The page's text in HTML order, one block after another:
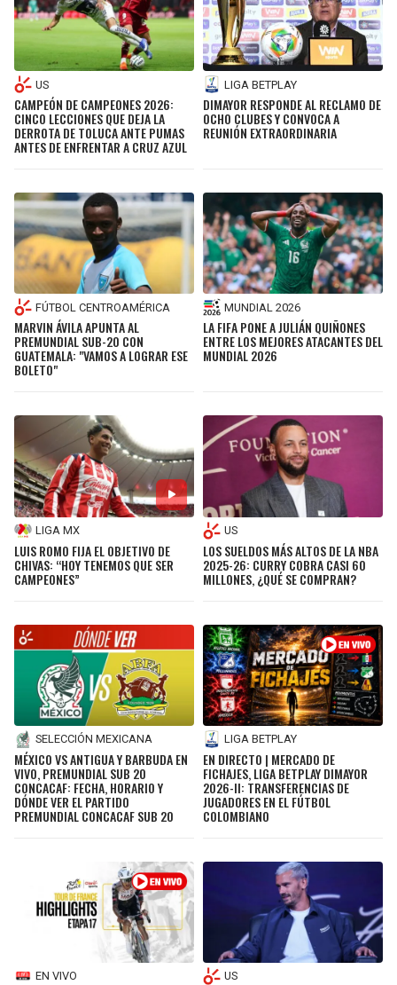
US
CAMPEÓN DE CAMPEONES 2026:
CINCO LECCIONES QUE DEJA LA
DERROTA DE TOLUCA ANTE PUMAS
ANTES DE ENFRENTAR A CRUZ AZUL
LIGA BETPLAY
DIMAYOR RESPONDE AL RECLAMO DE
OCHO CLUBES Y CONVOCA A
REUNIÓN EXTRAORDINARIA
FÚTBOL CENTROAMÉRICA
MARVIN ÁVILA APUNTA AL
PREMUNDIAL SUB-20 CON
GUATEMALA: "VAMOS A LOGRAR ESE
BOLETO"
MUNDIAL 2026
LA FIFA PONE A JULIÁN QUIÑONES
ENTRE LOS MEJORES ATACANTES DEL
MUNDIAL 2026
LIGA MX
LUIS ROMO FIJA EL OBJETIVO DE
CHIVAS: “HOY TENEMOS QUE SER
CAMPEONES”
US
LOS SUELDOS MÁS ALTOS DE LA NBA
2025-26: CURRY COBRA CASI 60
MILLONES, ¿QUÉ SE COMPRAN?
SELECCIÓN MEXICANA
MÉXICO VS ANTIGUA Y BARBUDA EN
VIVO, PREMUNDIAL SUB 20
CONCACAF: FECHA, HORARIO Y
DÓNDE VER EL PARTIDO
PREMUNDIAL CONCACAF SUB 20
LIGA BETPLAY
EN DIRECTO | MERCADO DE
FICHAJES, LIGA BETPLAY DIMAYOR
2026-II: TRANSFERENCIAS DE
JUGADORES EN EL FÚTBOL
COLOMBIANO
EN VIVO US